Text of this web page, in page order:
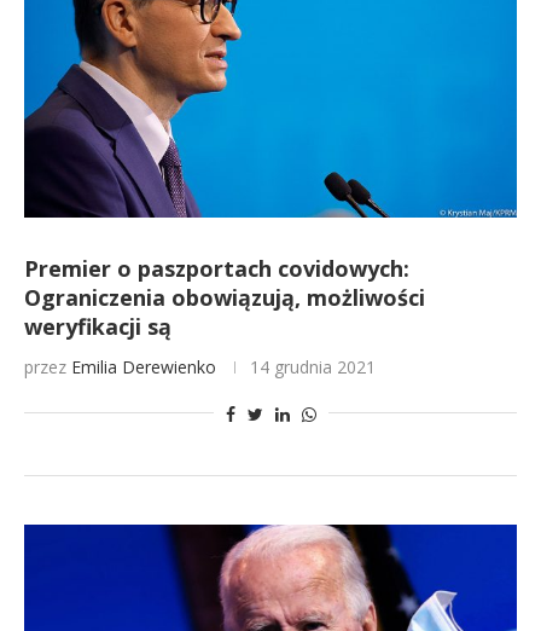
Premier o paszportach covidowych:
Ograniczenia obowiązują, możliwości
weryfikacji są
przez Emilia Derewienko 14 grudnia 2021